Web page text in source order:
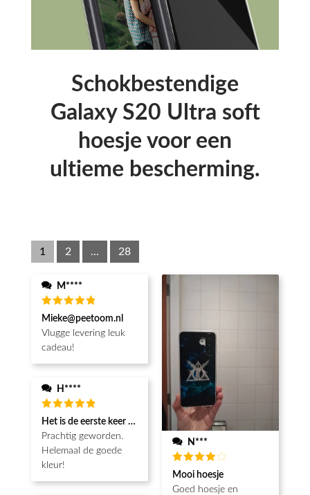
Schokbestendige
Galaxy S20 Ultra soft
hoesje voor een
ultieme bescherming.
1 2 ... 28
M****
Waardering
5 uit 5
Mieke@peetoom.nl
Vlugge levering leuk
cadeau!
H****
Waardering
5uit 5
Het is de eerste keer dat ik een fotohoesje en het is prachtig!!
Prachtig geworden.
Helemaal de goede
kleur!
N***
Waardering
4uit 5
Mooi hoesje
Goed hoesje en